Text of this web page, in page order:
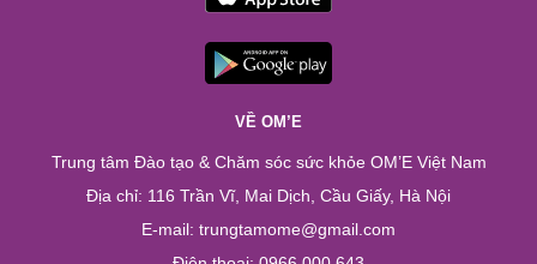
VỀ OM’E
Trung tâm Đào tạo & Chăm sóc sức khỏe OM’E Việt Nam
Địa chỉ: 116 Trần Vĩ, Mai Dịch, Cầu Giấy, Hà Nội
E-mail: trungtamome@gmail.com